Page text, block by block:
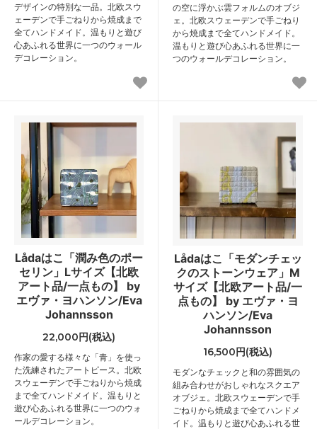
デザインの特別な一品。北欧スウ
ェーデンで手ごねりから焼成まで
全てハンドメイド。温もりと遊び
心あふれる世界に一つのウォール
デコレーション。
の空に浮かぶ雲フォルムのオブジ
ェ。北欧スウェーデンで手ごねり
から焼成まで全てハンドメイド。
温もりと遊び心あふれる世界に一
つのウォールデコレーション。
Lådaはこ「潤み色のポー
セリン」Lサイズ【北欧
アート品/一点もの】 by
エヴァ・ヨハンソン/Eva
Johannsson
22,000円(税込)
作家の愛する様々な「青」を使っ
た洗練されたアートピース。北欧
スウェーデンで手ごねりから焼成
まで全てハンドメイド。温もりと
遊び心あふれる世界に一つのウォ
ールデコレーション。
Lådaはこ「モダンチェッ
クのストーンウェア」M
サイズ【北欧アート品/一
点もの】 by エヴァ・ヨ
ハンソン/Eva
Johannsson
16,500円(税込)
モダンなチェックと和の雰囲気の
組み合わせがおしゃれなスクエア
オブジェ。北欧スウェーデンで手
ごねりから焼成まで全てハンドメ
イド。温もりと遊び心あふれる世